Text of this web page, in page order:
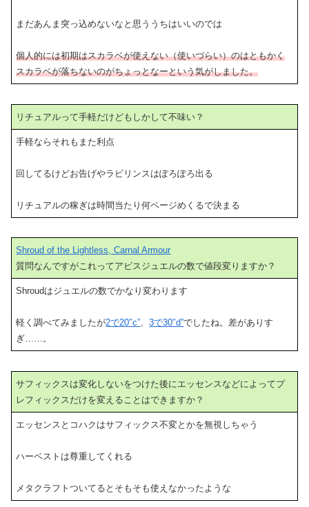
まだあんま突っ込めないなと思ううちはいいのでは
個人的には初期はスカラベが使えない（使いづらい）のはともかく
スカラベが落ちないのがちょっとなーという気がしました。
リチュアルって手軽だけどもしかして不味い？
手軽ならそれもまた利点
回してるけどお告げやラビリンスはぽろぽろ出る
リチュアルの稼ぎは時間当たり何ページめくるで決まる
Shroud of the Lightless, Carnal Armour
質問なんですがこれってアビスジュエルの数で値段変りますか？
Shroudはジュエルの数でかなり変わります
軽く調べてみましたが2で20″c”、3で30″d”でしたね。差がありす
ぎ……。
サフィックスは変化しないをつけた後にエッセンスなどによってプ
レフィックスだけを変えることはできますか？
エッセンスとコハクはサフィックス不変とかを無視しちゃう
ハーベストは尊重してくれる
メタクラフトついてるとそもそも使えなかったような